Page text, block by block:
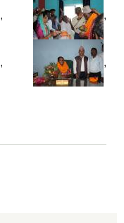
, ,
, ,